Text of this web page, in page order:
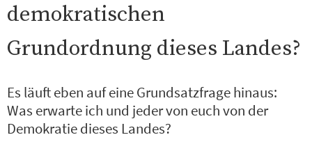
demokratischen
Grundordnung dieses Landes?
Es läuft eben auf eine Grundsatzfrage hinaus:
Was erwarte ich und jeder von euch von der
Demokratie dieses Landes?